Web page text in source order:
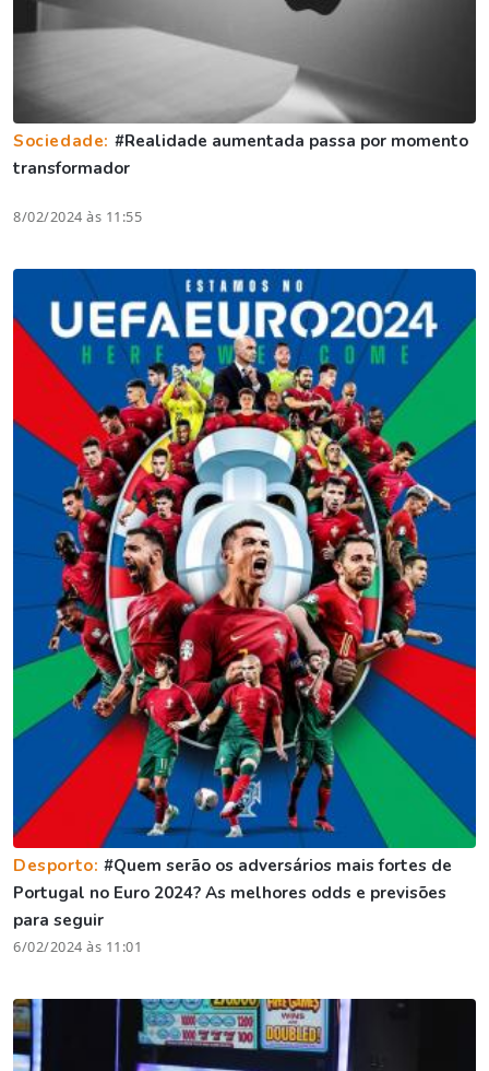
Sociedade: #Realidade aumentada passa por momento
transformador
8/02/2024 às 11:55
Desporto:#Quem serão os adversários mais fortes de
Portugal no Euro 2024? As melhores odds e previsões
para seguir
6/02/2024 às 11:01